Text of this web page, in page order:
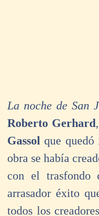
La noche de San
Roberto Gerhard
Gassol que
obra se había
con el trasfondo
arrasador éxito
todos los